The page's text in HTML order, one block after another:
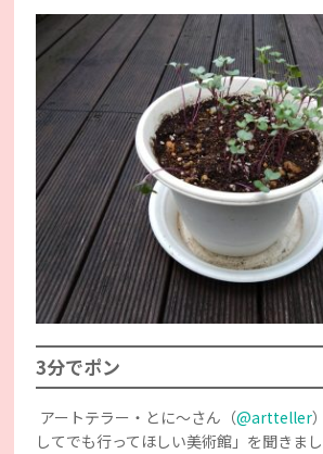
3分でポン
アートテラー・とに～さん（@artteller
してでも行ってほしい美術館」を聞きまし